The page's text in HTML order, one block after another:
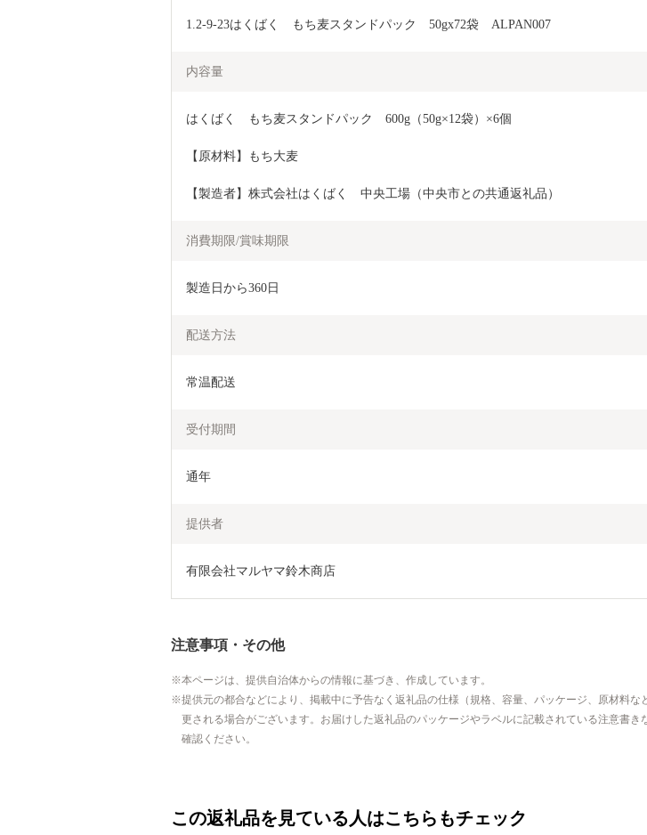
1.2-9-23はくばく　もち麦スタンドパック　50gx72袋　ALPAN007
内容量
はくばく　もち麦スタンドパック　600g（50g×12袋）×6個
【原材料】もち大麦
【製造者】株式会社はくばく　中央工場（中央市との共通返礼品）
消費期限/賞味期限
製造日から360日
配送方法
常温配送
受付期間
通年
提供者
有限会社マルヤマ鈴木商店
注意事項・その他
本ページは、提供自治体からの情報に基づき、作成しています。
提供元の都合などにより、掲載中に予告なく返礼品の仕様（規格、容量、パッケージ、原材料な
更される場合がございます。お届けした返礼品のパッケージやラベルに記載されている注意書き
確認ください。
この返礼品を見ている人はこちらもチェック